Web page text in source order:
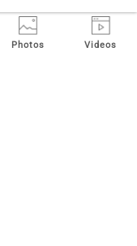
Photos Videos